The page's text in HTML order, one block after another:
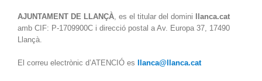
AJUNTAMENT DE LLANÇÀ, es el titular del domini
llanca.cat
amb CIF: P-1709900C i direcció postal a Av. Europa 37, 17490
Llançà.
El correu electrònic d’ATENCIÓ es llanca@llanca.cat